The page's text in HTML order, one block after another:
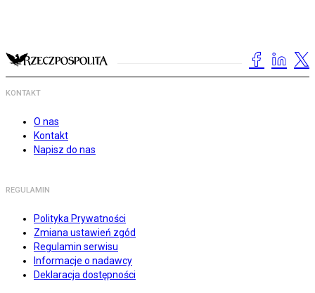
KONTAKT
O nas
Kontakt
Napisz do nas
REGULAMIN
Polityka Prywatności
Zmiana ustawień zgód
Regulamin serwisu
Informacje o nadawcy
Deklaracja dostępności